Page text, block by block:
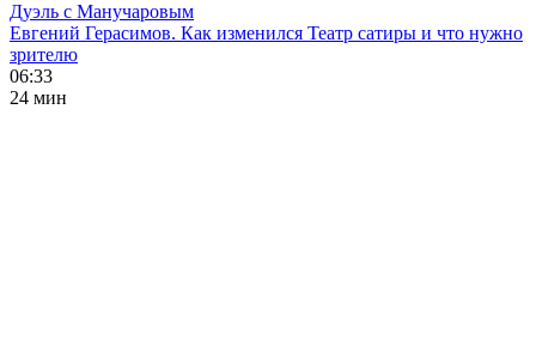
Дуэль с Манучаровым
Евгений Герасимов. Как изменился Театр сатиры и что нужно
зрителю
06:33
24 мин